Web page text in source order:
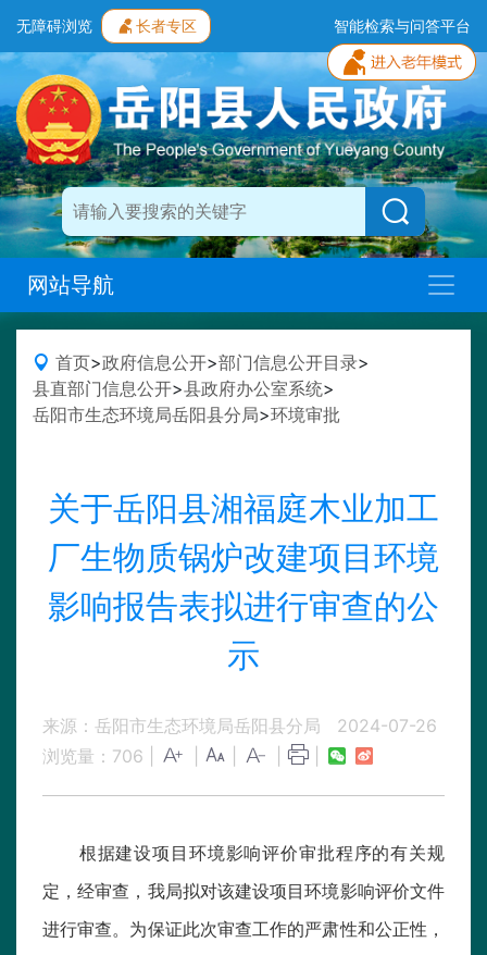
无障碍浏览 长者专区 智能检索与问答平台
网站导航
首页>政府信息公开>部门信息公开目录>
县直部门信息公开>县政府办公室系统>
岳阳市生态环境局岳阳县分局>环境审批
关于岳阳县湘福庭木业加工
厂生物质锅炉改建项目环境
影响报告表拟进行审查的公
示
来源：岳阳市生态环境局岳阳县分局
2024-07-26
浏览量： 706
根据建设项目环境影响评价审批程序的有关规
定，经审查，我局拟对该建设项目环境影响评价文件
进行审查。为保证此次审查工作的严肃性和公正性，